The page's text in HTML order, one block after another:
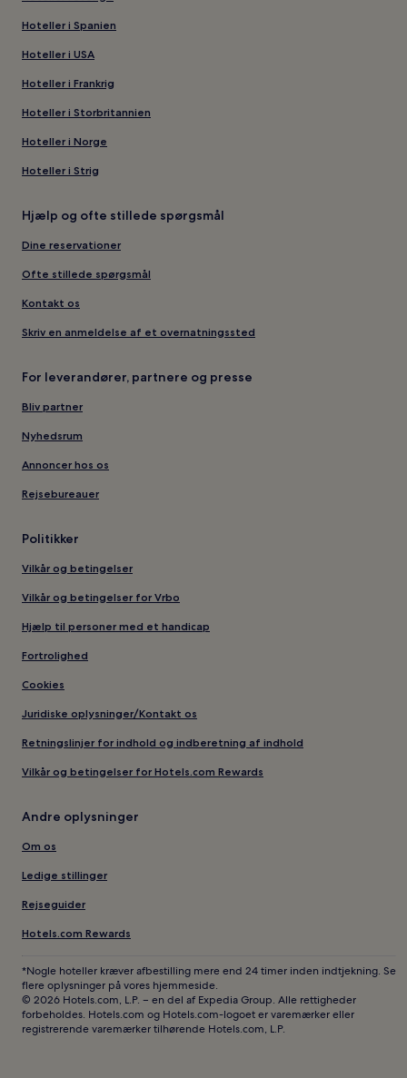
Hoteller i Spanien
Hoteller i USA
Hoteller i Frankrig
Hoteller i Storbritannien
Hoteller i Norge
Hoteller i Strig
Hjælp og ofte stillede spørgsmål
Dine reservationer
Ofte stillede spørgsmål
Kontakt os
Skriv en anmeldelse af et overnatningssted
For leverandører, partnere og presse
Bliv partner
Nyhedsrum
Annoncer hos os
Rejsebureauer
Politikker
Vilkår og betingelser
Vilkår og betingelser for Vrbo
Hjælp til personer med et handicap
Fortrolighed
Cookies
Juridiske oplysninger/Kontakt os
Retningslinjer for indhold og indberetning af indhold
Vilkår og betingelser for Hotels.com Rewards
Andre oplysninger
Om os
Ledige stillinger
Rejseguider
Hotels.com Rewards
*Nogle hoteller kræver afbestilling mere end 24 timer inden indtjekning. Se
flere oplysninger på vores hjemmeside.
© 2026 Hotels.com, L.P. – en del af Expedia Group. Alle rettigheder
forbeholdes. Hotels.com og Hotels.com-logoet er varemærker eller
registrerende varemærker tilhørende Hotels.com, L.P.